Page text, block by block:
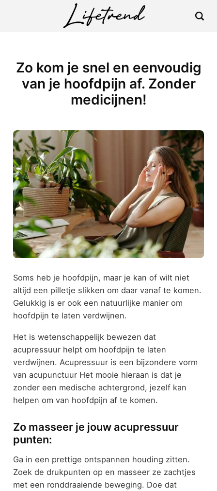
Zo kom je snel en eenvoudig
van je hoofdpijn af. Zonder
medicijnen!
Soms heb je hoofdpijn, maar je kan of wilt niet
altijd een pilletje slikken om daar vanaf te komen.
Gelukkig is er ook een natuurlijke manier om
hoofdpijn te laten verdwijnen.
Het is wetenschappelijk bewezen dat
acupressuur helpt om hoofdpijn te laten
verdwijnen. Acupressuur is een bijzondere vorm
van acupunctuur Het mooie hieraan is dat je
zonder een medische achtergrond, jezelf kan
helpen om van hoofdpijn af te komen.
Zo masseer je jouw acupressuur
punten:
Ga in een prettige ontspannen houding zitten.
Zoek de drukpunten op en masseer ze zachtjes
met een ronddraaiende beweging. Doe dat